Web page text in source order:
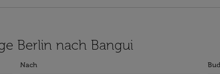
Berlin nach Bangui
Nach